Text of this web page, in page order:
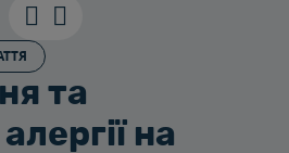
та
на